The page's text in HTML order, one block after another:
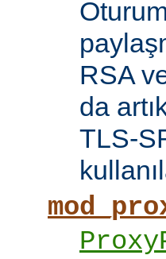
RSA
da
TLS-